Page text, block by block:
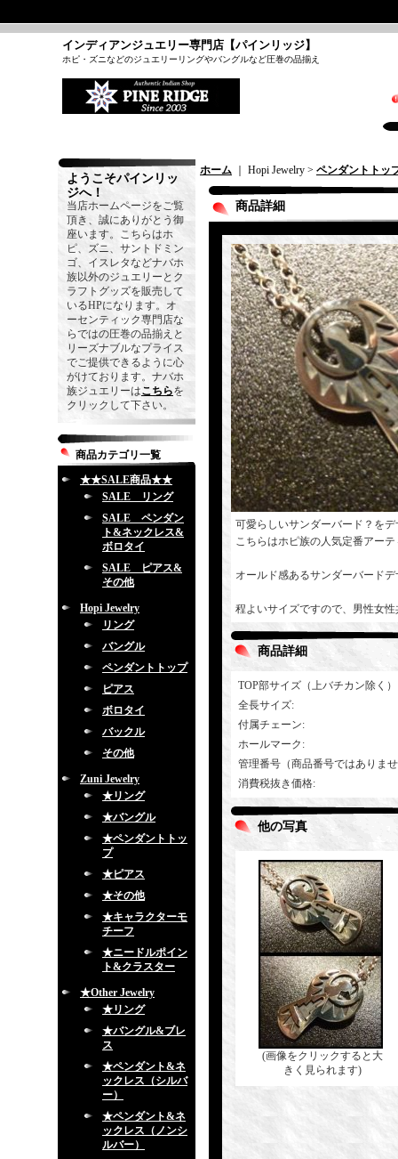
インディアンジュエリー専門店【パインリッジ】
ホピ・ズニなどのジュエリーリングやバングルなど圧巻の品揃え
ようこそパインリッ
ジへ！
当店ホームページをご覧
頂き、誠にありがとう御
座います。こちらはホ
ピ、ズニ、サントドミン
ゴ、イスレタなどナバホ
族以外のジュエリーとク
ラフトグッズを販売して
いるHPになります。オ
ーセンティック専門店な
らではの圧巻の品揃えと
リーズナブルなプライス
でご提供できるように心
がけております。ナバホ
族ジュエリーはこちらを
クリックして下さい。
商品カテゴリ一覧
★★SALE商品★★
SALE リング
SALE ペンダン
ト&ネックレス&
ボロタイ
SALE ピアス&
その他
Hopi Jewelry
リング
バングル
ペンダントトップ
ピアス
ボロタイ
バックル
その他
Zuni Jewelry
★リング
★バングル
★ペンダントトッ
プ
★ピアス
★その他
★キャラクターモ
チーフ
★ニードルポイン
ト&クラスター
★Other Jewelry
★リング
★バングル&ブレ
ス
★ペンダント&ネ
ックレス（シルバ
ー）
★ペンダント&ネ
ックレス（ノンシ
ルバー）
ホーム ｜ Hopi Jewelry > ペンダントトッ
商品詳細
可愛らしいサンダーバード？を
こちらはホピ族の人気定番アー
オールド感あるサンダーバード
程よいサイズですので、男性女
商品詳細
TOP部サイズ（上バチカン除く）
全長サイズ:
付属チェーン:
ホールマーク :
管理番号（商品番号ではありま
消費税抜き価格:
他の写真
(画像をクリックすると大
きく見られます)